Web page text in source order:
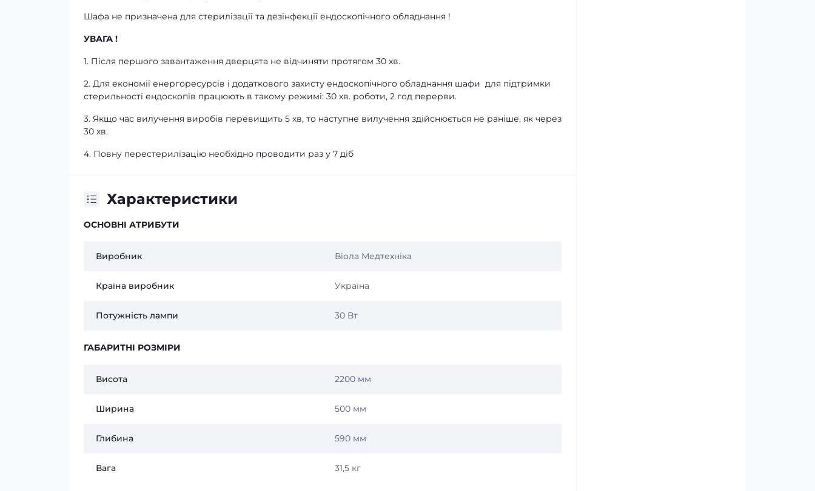
Шафа не призначена для стерилізації та дезінфекції ендоскопічного обладнання !
УВАГА !
1. Після першого завантаження дверцята не відчиняти протягом 30 хв.
2. Для економії енергоресурсів і додаткового захисту ендоскопічного обладнання шафи для підтримки
стерильності ендоскопів працюють в такому режимі: 30 хв. роботи, 2 год перерви.
3. Якщо час вилучення виробів перевищить 5 хв, то наступне вилучення здійснюється не раніше, як через
30 хв.
4. Повну перестерилізацію необхідно проводити раз у 7 діб
Характеристики
ОСНОВНІ АТРИБУТИ
Виробник Віола Медтехніка
Країна виробник Україна
Потужність лампи 30 Вт
ГАБАРИТНІ РОЗМІРИ
Висота 2200 мм
Ширина 500 мм
Глибина 590 мм
Вага 31,5 кг